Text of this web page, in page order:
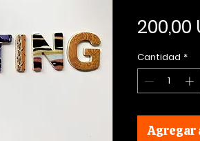
200,00
Cantidad *
Agregar